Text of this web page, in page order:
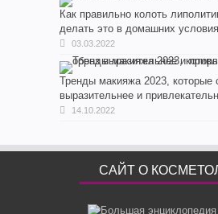
Как правильно колоть
делать это в домашних
03.03.2022
Тренды макияжа 2023, которые
выразительнее и
14.10.2022
САЙТ О